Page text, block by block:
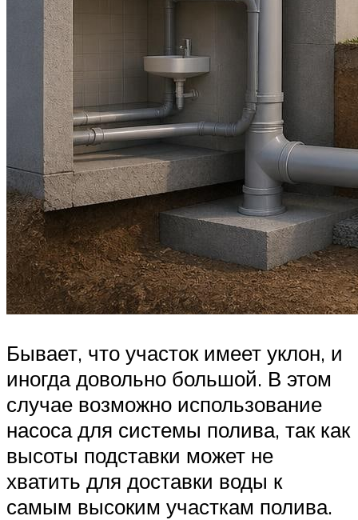
Бывает, что участок имеет уклон, и
иногда довольно большой. В этом
случае возможно использование
насоса для системы полива, так как
высоты подставки может не
хватить для доставки воды к
самым высоким участкам полива.